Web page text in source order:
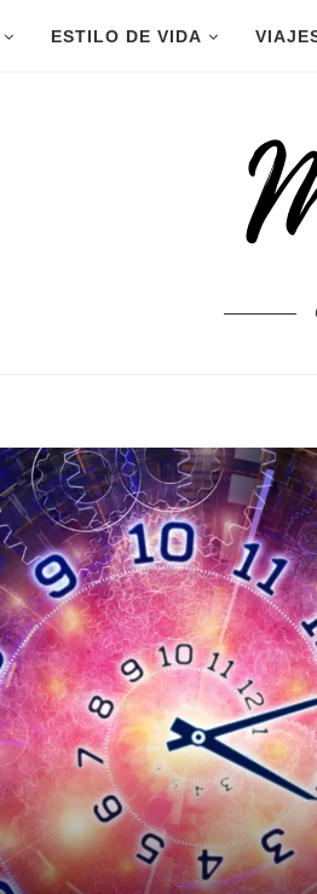
ESTILO DE VIDA